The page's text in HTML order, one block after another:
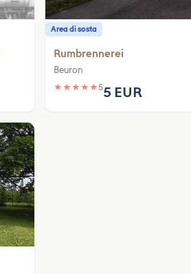
Area di sosta
Rumbrennerei
Beuron
★ ★ ★ ★ ★55 EUR